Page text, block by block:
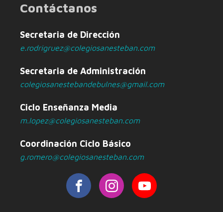
Contáctanos
Secretaria de Dirección
e.rodrigruez@colegiosanesteban.com
Secretaria de Administración
colegiosanestebandebulnes@gmail.com
Ciclo Enseñanza Media
m.lopez@colegiosanesteban.com
Coordinación Ciclo Básico
g.romero@colegiosanesteban.com